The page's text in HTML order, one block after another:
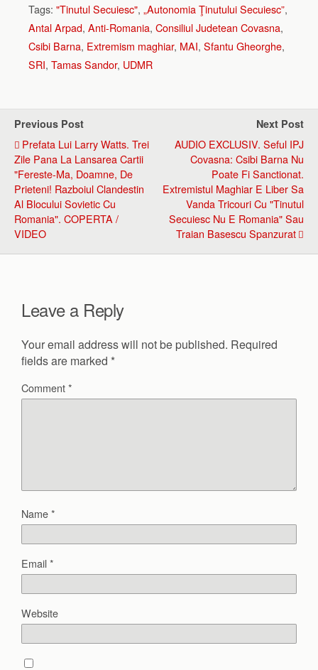
Tags: "Tinutul Secuiesc", „Autonomia Ţinutului Secuiesc”,
Antal Arpad, Anti-Romania, Consiliul Judetean Covasna,
Csibi Barna, Extremism maghiar, MAI, Sfantu Gheorghe,
SRI, Tamas Sandor, UDMR
Previous Post
Prefata Lui Larry Watts. Trei
Zile Pana La Lansarea Cartii
"Fereste-Ma, Doamne, De
Prieteni! Razboiul Clandestin
Al Blocului Sovietic Cu
Romania". COPERTA /
VIDEO
Next Post
AUDIO EXCLUSIV. Seful IPJ
Covasna: Csibi Barna Nu
Poate Fi Sanctionat.
Extremistul Maghiar E Liber Sa
Vanda Tricouri Cu "Tinutul
Secuiesc Nu E Romania" Sau
Traian Basescu Spanzurat
Leave a Reply
Your email address will not be published. Required
fields are marked *
Comment*
Name*
Email*
Website